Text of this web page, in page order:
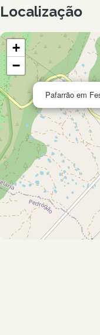
Localização
Pafarrão em
+
−